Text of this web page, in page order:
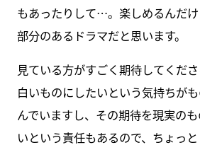
もあったりして…。楽しめるんだ
部分のあるドラマだと思います。
見ている方がすごく期待してくだ
白いものにしたいという気持ちが
んでいますし、その期待を現実の
いという責任もあるので、ちょっ